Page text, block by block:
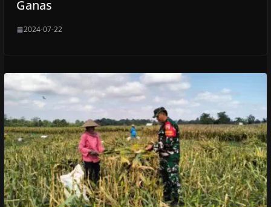
Ganas
2024-07-22